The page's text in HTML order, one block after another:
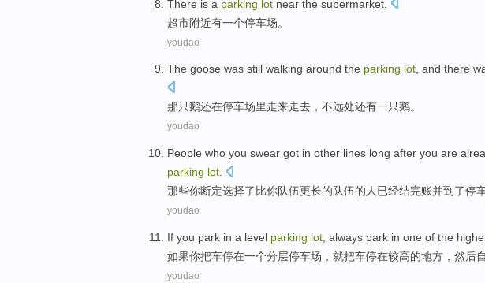
There is a parking lot near the supermarket.
超市附近有一个停车场。
youdao
The goose was still walking around the parking lot, and there
那只鹅还在停车场里走来走去，不远处还有一只鹅。
youdao
People who you swear got in other lines long after you are
parking lot
那些你断定选择了比你队伍更长的队伍的人已经结完账并到了停车
youdao
If you park in a level parking lot always park in one of the
如果你把车停在一个分层停车场， 就把车停在较高的地方， 然后
youdao